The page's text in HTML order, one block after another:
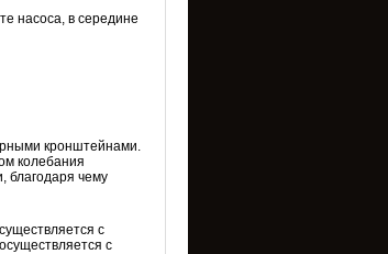
насоса, в середине
кронштейнами.
колебания
благодаря чему
с
с